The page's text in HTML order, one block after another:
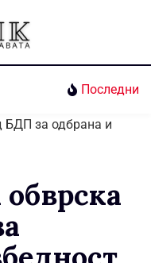
Последни